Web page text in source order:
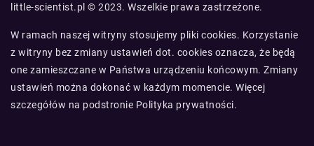
little-scientist.pl © 2023. Wszelkie prawa zastrzeżone.
W ramach naszej witryny stosujemy pliki cookies. Korzystanie
z witryny bez zmiany ustawień dot. cookies oznacza, że będą
one zamieszczane w Państwa urządzeniu końcowym. Zmiany
ustawień można dokonać w każdym momencie. Więcej
szczegółów na podstronie Polityka prywatności.